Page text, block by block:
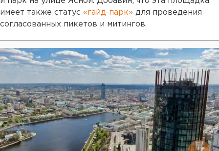
имеет также статус «гайд-парк» для проведения
согласованных пикетов и митингов.